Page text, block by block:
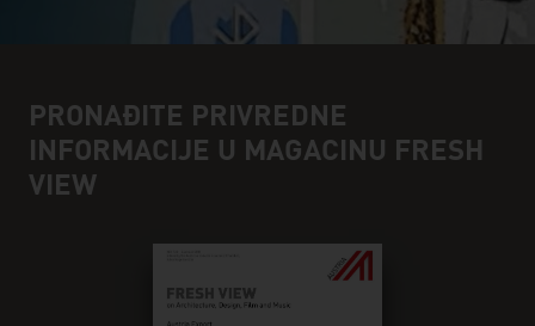
PRONAĐITE PRIVREDNE
INFORMACIJE U MAGACINU FRESH
VIEW